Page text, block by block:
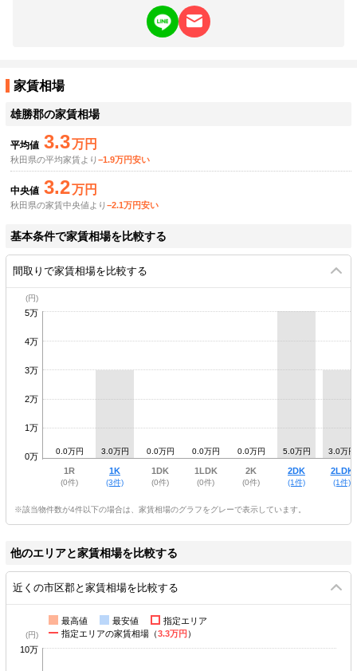
家賃相場
雄勝郡の家賃相場
平均値 3.3万円
秋田県の平均家賃より −1.9万円安い
中央値 3.2万円
秋田県の家賃中央値より −2.1万円安い
基本条件で家賃相場を比較する
間取りで家賃相場を比較する
5万
4万
3万
2万
1万
0万
0.0万円 3.0万円 0.0万円 0.0万円 0.0万円 5.0万円 3.0万円
1R
(0件)
1K
(3件)
1DK
(0件)
1LDK
(0件)
2K
(0件)
2DK
(1件)
2LDK
(1件)
※該当物件数が4件以下の場合は、家賃相場のグラフをグレーで表示しています。
他のエリアと家賃相場を比較する
近くの市区郡と家賃相場を比較する
最高値 最安値
指定エリア
指定エリアの家賃相場（3.3万円 ）
10万